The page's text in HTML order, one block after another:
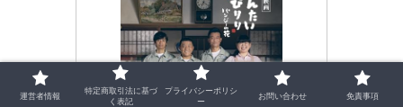
運営者情報
特定商取引法に基づ
く表記
プライバシーポリシ
ー
お問い合わせ 免責事項